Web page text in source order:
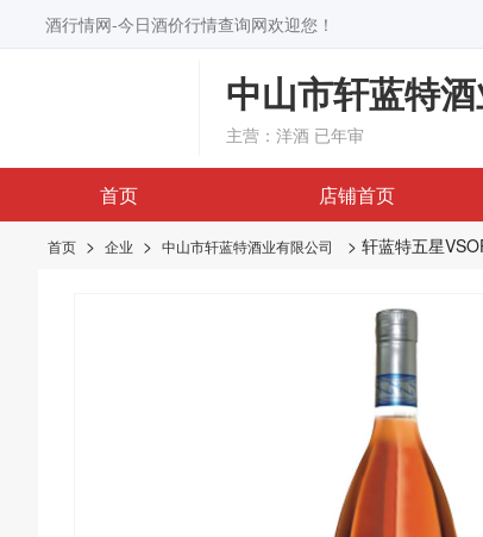
酒行情网-今日酒价行情查询网欢迎您！
中山市轩蓝特
主营：洋酒 已年审
首页 店铺首页
首页 > 企业 > 中山市轩蓝特酒业有限公司 > 轩蓝特五星